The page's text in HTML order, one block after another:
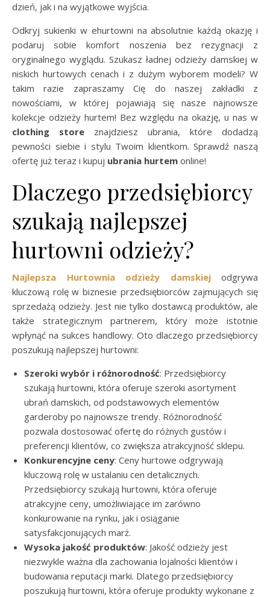
dzień, jak i na wyjątkowe wyjścia.
Odkryj sukienki w ehurtowni na absolutnie każdą okazję i
podaruj sobie komfort noszenia bez rezygnacji z
oryginalnego wyglądu. Szukasz ładnej odzieży damskiej w
niskich hurtowych cenach i z dużym wyborem modeli? W
takim razie zapraszamy Cię do naszej zakładki z
nowościami, w której pojawiają się nasze najnowsze
kolekcje odzieży hurtem! Bez względu na okazję, u nas w
clothing store znajdziesz ubrania, które dodadzą
pewności siebie i stylu Twoim klientkom. Sprawdź naszą
ofertę już teraz i kupuj ubrania hurtem online!
Dlaczego przedsiębiorcy
szukają najlepszej
hurtowni odzieży?
Najlepsza Hurtownia odzieży damskiejodgrywa
kluczową rolę w biznesie przedsiębiorców zajmujących się
sprzedażą odzieży. Jest nie tylko dostawcą produktów, ale
także strategicznym partnerem, który może istotnie
wpłynąć na sukces handlowy. Oto dlaczego przedsiębiorcy
poszukują najlepszej hurtowni:
Szeroki wybór i różnorodność: Przedsiębiorcy
szukają hurtowni, która oferuje szeroki asortyment
ubrań damskich, od podstawowych elementów
garderoby po najnowsze trendy. Różnorodność
pozwala dostosować ofertę do różnych gustów i
preferencji klientów, co zwiększa atrakcyjność sklepu.
Konkurencyjne ceny: Ceny hurtowe odgrywają
kluczową rolę w ustalaniu cen detalicznych.
Przedsiębiorcy szukają hurtowni, która oferuje
atrakcyjne ceny, umożliwiające im zarówno
konkurowanie na rynku, jak i osiąganie
satysfakcjonujących marż.
Wysoka jakość produktów: Jakość odzieży jest
niezwykle ważna dla zachowania lojalności klientów i
budowania reputacji marki. Dlatego przedsiębiorcy
poszukują hurtowni, która oferuje produkty wykonane z